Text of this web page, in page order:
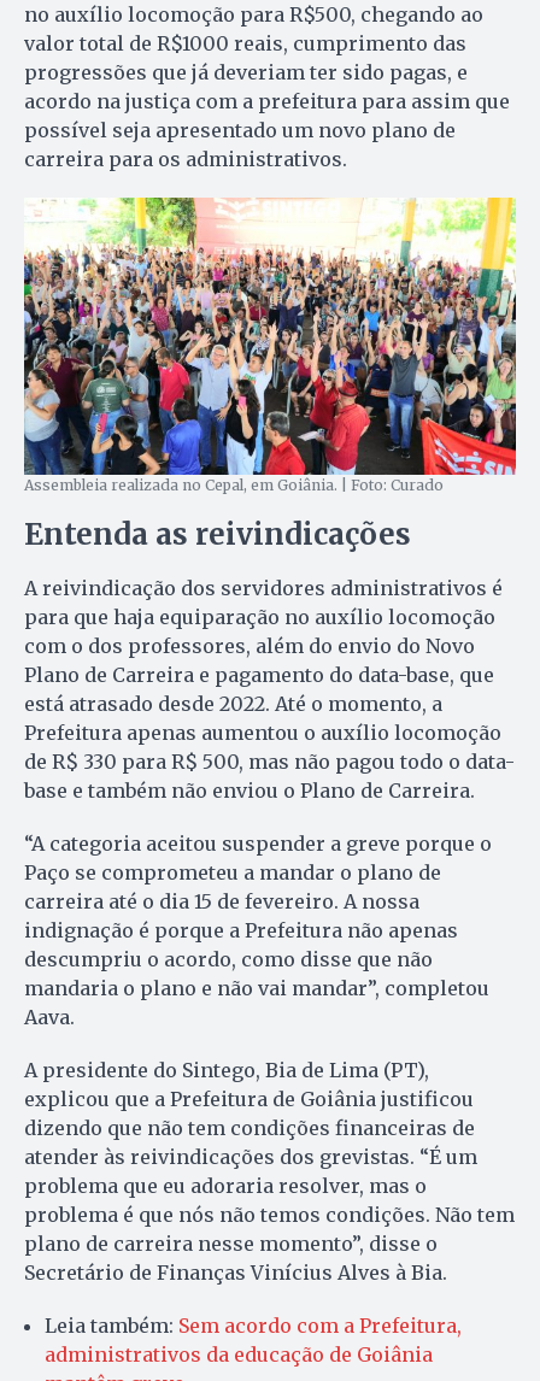
no auxílio locomoção para R$500, chegando ao
valor total de R$1000 reais, cumprimento das
progressões que já deveriam ter sido pagas, e
acordo na justiça com a prefeitura para assim que
possível seja apresentado um novo plano de
carreira para os administrativos.
Assembleia realizada no Cepal, em Goiânia. | Foto: Curado
Entenda as reivindicações
A reivindicação dos servidores administrativos é
para que haja equiparação no auxílio locomoção
com o dos professores, além do envio do Novo
Plano de Carreira e pagamento do data-base, que
está atrasado desde 2022. Até o momento, a
Prefeitura apenas aumentou o auxílio locomoção
de R$ 330 para R$ 500, mas não pagou todo o data-
base e também não enviou o Plano de Carreira.
“A categoria aceitou suspender a greve porque o
Paço se comprometeu a mandar o plano de
carreira até o dia 15 de fevereiro. A nossa
indignação é porque a Prefeitura não apenas
descumpriu o acordo, como disse que não
mandaria o plano e não vai mandar”, completou
Aava.
A presidente do Sintego, Bia de Lima (PT),
explicou que a Prefeitura de Goiânia justificou
dizendo que não tem condições financeiras de
atender às reivindicações dos grevistas. “É um
problema que eu adoraria resolver, mas o
problema é que nós não temos condições. Não tem
plano de carreira nesse momento”, disse o
Secretário de Finanças Vinícius Alves à Bia.
Leia também: Sem acordo com a Prefeitura,
administrativos da educação de Goiânia